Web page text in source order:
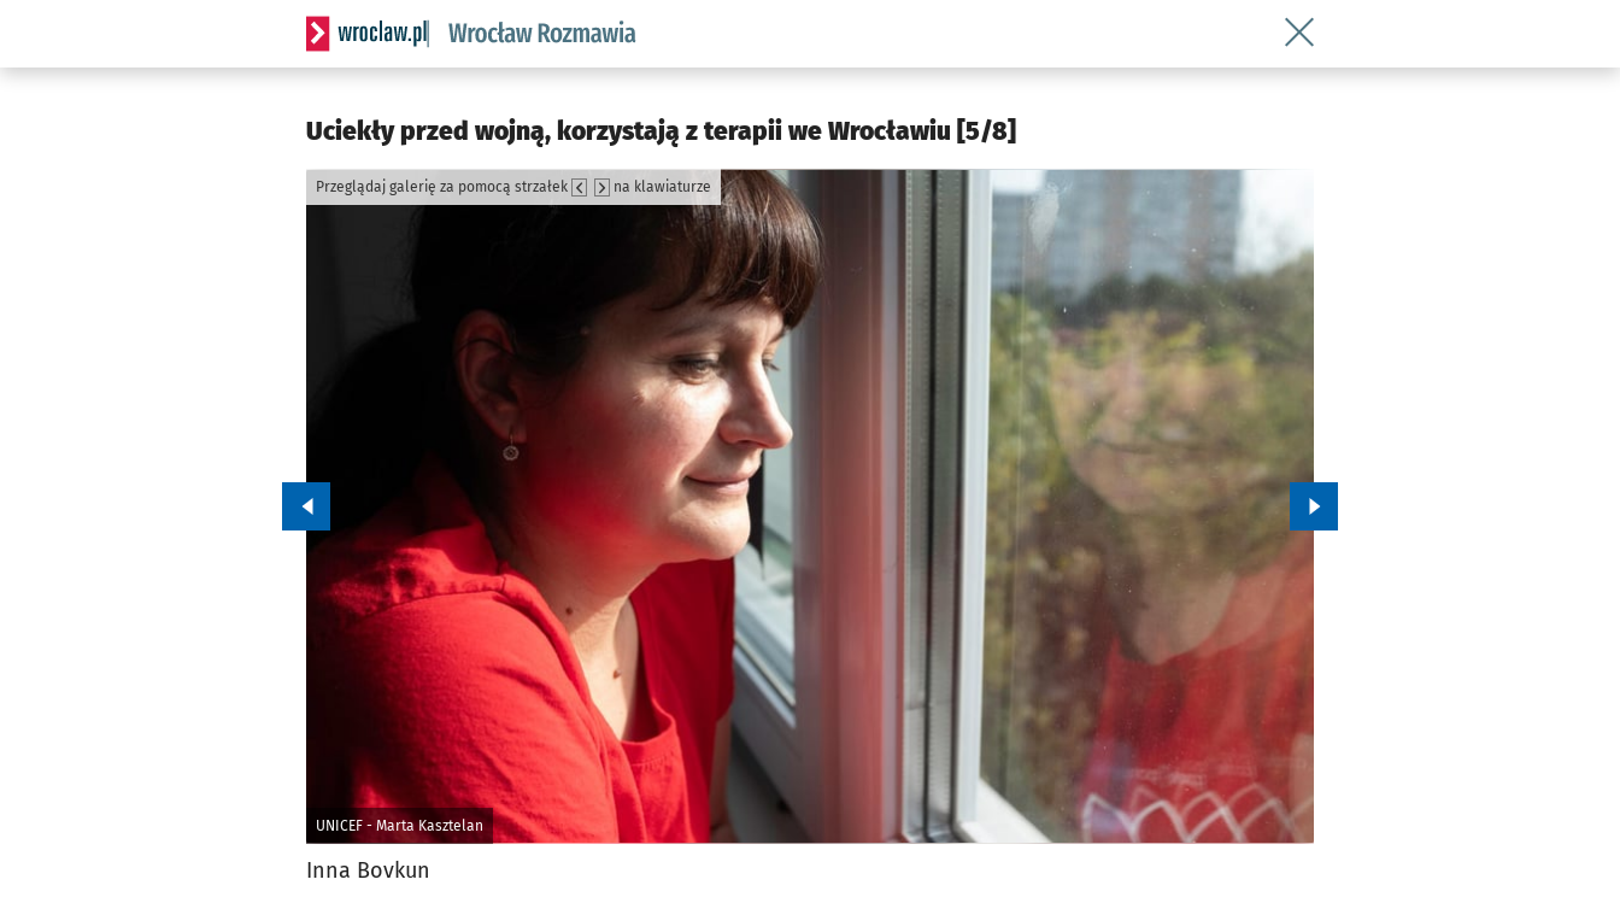
Serwis informacyjny wroclaw.pl podserwis: Rozmawia
Wróć do artykułu Uciekły przed
Uciekły przed wojną, korzystają z terapii we Wrocławiu [5/8]
UNICEF - Marta Kasztelan
Przeglądaj galerię za pomocą strzałek na klawiaturze
Przejdź do poprzedniego zdjęcia. Przejdź do kolejnego zdjęcia.
Inna Bovkun